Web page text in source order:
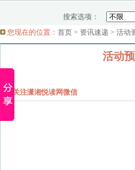
搜索选项：
您现在的位置： 首页 > 资讯速递 > 活动
活动
关注潇湘悦读网微信